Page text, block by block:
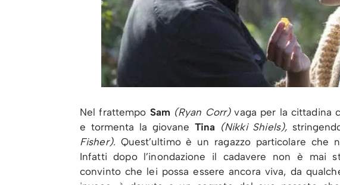
Nel frattempo Sam (Ryan Corr)vaga per la cittadina
e tormenta la giovaneTina (Nikki Shiels),
Fisher). Quest’ultimo è un ragazzo particolare che
Infatti dopo l’inondazione il cadavere non è mai
convinto che lei possa essere ancora viva, da